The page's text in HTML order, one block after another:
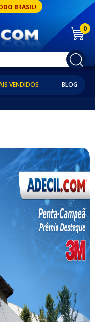
BRASIL!
0
VENDIDOS BLOG